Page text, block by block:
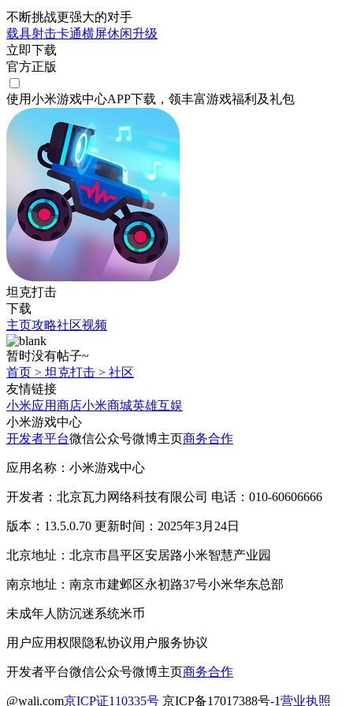
不断挑战更强大的对手
载具射击卡通横屏休闲升级
立即下载
官方正版
使用小米游戏中心APP下载 ，领丰富游戏福利 及礼包
坦克打击
下载
主页攻略社区视频
暂时没有帖子~
首页 > 坦克打击 > 社区
友情链接
小米应用商店小米商城英雄互娱
小米游戏中心
开发者平台微信公众号微博主页商务合作
应用名称：小米游戏中心
开发者：北京瓦力网络科技有限公司 电话：010-60606666
版本：13.5.0.70 更新时间：2025年3月24日
北京地址：北京市昌平区安居路小米智慧产业园
南京地址：南京市建邺区永初路37号小米华东总部
未成年人防沉迷系统米币
用户应用权限隐私协议用户服务协议
开发者平台微信公众号微博主页商务合作
@wali.com京ICP证110335号 京ICP备17017388号-1营业执照